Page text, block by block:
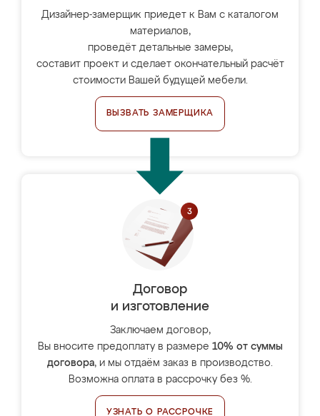
Дизайнер-замерщик приедет к Вам с каталогом
материалов,
проведёт детальные замеры,
составит проект и сделает окончательный расчёт
стоимости Вашей будущей мебели.
ВЫЗВАТЬ ЗАМЕРЩИКА
Договор
и изготовление
Заключаем договор,
Вы вносите предоплату в размере 10% от суммы
договора, и мы отдаём заказ в производство.
Возможна оплата в рассрочку без %.
УЗНАТЬ О РАССРОЧКЕ